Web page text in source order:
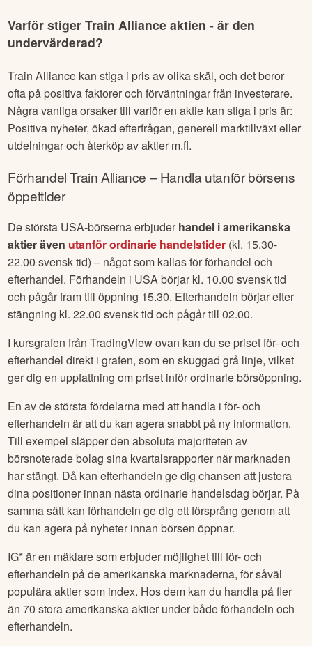
Varför stigerTrain Alliance aktien - är den
undervärderad?
Train Alliance kan stiga i pris av olika skäl, och det beror
ofta på positiva faktorer och förväntningar från investerare.
Några vanliga orsaker till varför en aktie kan stiga i pris är:
Positiva nyheter, ökad efterfrågan, generell marktillväxt eller
utdelningar och återköp av aktier m.fl.
FörhandelTrain Alliance – Handla utanför börsens
öppettider
De största USA-börserna erbjuder handel i amerikanska
aktier även utanför ordinarie handelstider (kl. 15.30-
22.00 svensk tid) – något som kallas för förhandel och
efterhandel. Förhandeln i USA börjar kl. 10.00 svensk tid
och pågår fram till öppning 15.30. Efterhandeln börjar efter
stängning kl. 22.00 svensk tid och pågår till 02.00.
I kursgrafen från TradingView ovan kan du se priset för- och
efterhandel direkt i grafen, som en skuggad grå linje, vilket
ger dig en uppfattning om priset inför ordinarie börsöppning.
En av de största fördelarna med att handla i för- och
efterhandeln är att du kan agera snabbt på ny information.
Till exempel släpper den absoluta majoriteten av
börsnoterade bolag sina kvartalsrapporter när marknaden
har stängt. Då kan efterhandeln ge dig chansen att justera
dina positioner innan nästa ordinarie handelsdag börjar. På
samma sätt kan förhandeln ge dig ett försprång genom att
du kan agera på nyheter innan börsen öppnar.
IG* är en mäklare som erbjuder möjlighet till för- och
efterhandeln på de amerikanska marknaderna, för såväl
populära aktier som index. Hos dem kan du handla på fler
än 70 stora amerikanska aktier under både förhandeln och
efterhandeln.